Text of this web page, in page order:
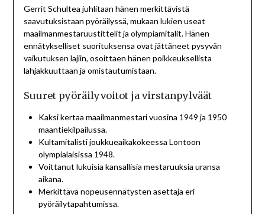
Gerrit Schultea juhlitaan hänen merkittävistä
saavutuksistaan pyöräilyssä, mukaan lukien useat
maailmanmestaruustittelit ja olympiamitalit. Hänen
ennätykselliset suorituksensa ovat jättäneet pysyvän
vaikutuksen lajiin, osoittaen hänen poikkeuksellista
lahjakkuuttaan ja omistautumistaan.
Suuret pyöräilyvoitot ja virstanpylväät
Kaksi kertaa maailmanmestari vuosina 1949 ja 1950
maantiekilpailussa.
Kultamitalisti joukkueaikakokeessa Lontoon
olympialaisissa 1948.
Voittanut lukuisia kansallisia mestaruuksia uransa
aikana.
Merkittävä nopeusennätysten asettaja eri
pyöräilytapahtumissa.